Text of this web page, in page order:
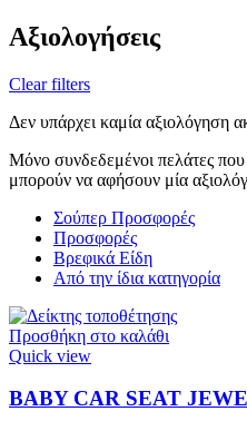
Αξιολογήσεις
Clear filters
Δεν υπάρχει καμία αξιολόγηση
Μόνο συνδεδεμένοι πελάτες
μπορούν να αφήσουν μία
Σούπερ Προσφορές
Προσφορές
Βρεφικά Είδη
Από την ίδια κατηγορία
Προσθήκη στο καλάθι
Quick view
BABY CAR SEAT